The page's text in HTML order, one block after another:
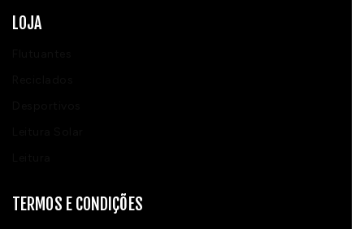
LOJA
TERMOS E CONDIÇÕES